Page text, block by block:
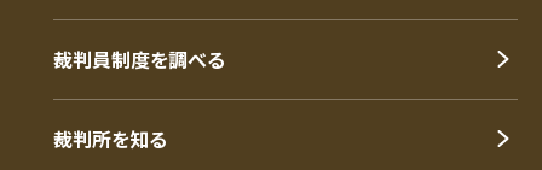
裁判員制度を調べる
裁判所を知る